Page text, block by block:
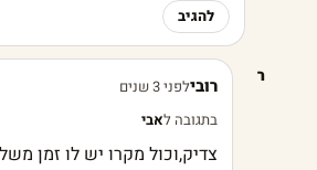
להגיב
ר רובילפני 3 שנים
בתגובה לאבי
צדיק,וכול מקרו יש לו זמן